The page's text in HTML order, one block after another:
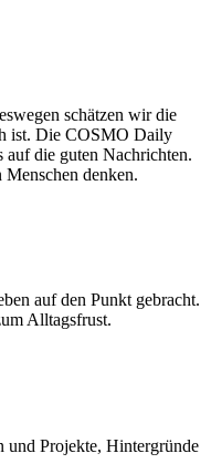
schätzen wir die
ist. Die COSMO Daily
die guten Nachrichten.
Menschen denken.
auf den Punkt gebracht.
Alltagsfrust.
Projekte, Hintergründe